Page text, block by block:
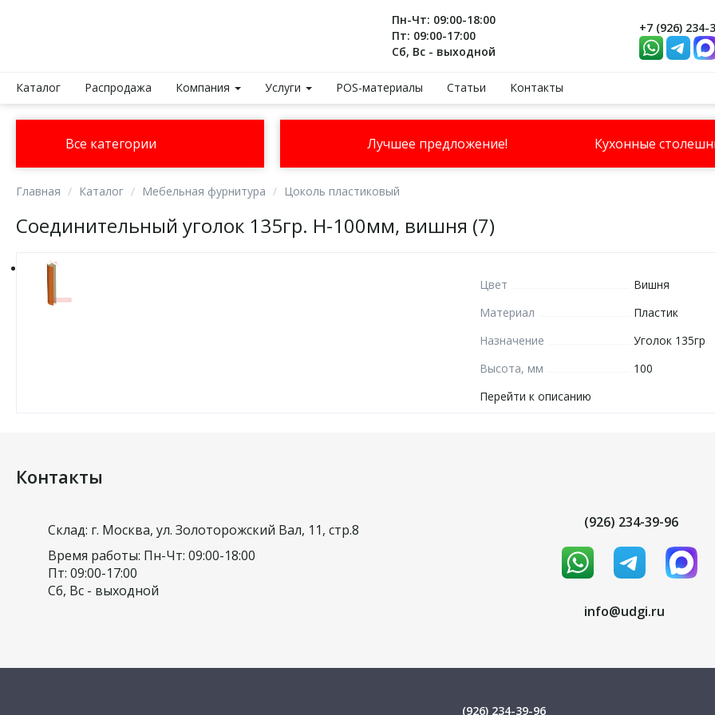
Пн-Чт: 09:00-18:00
Пт: 09:00-17:00
Сб, Вс - выходной
+7 (926) 234-
Каталог Распродажа Компания Услуги POS-материалы Статьи Контакты
Все категории Лучшее предложение! Кухонные
Главная Каталог Мебельная фурнитура Цоколь пластиковый
Соединительный уголок 135гр. H-100мм, вишня (7)
Цвет
Вишня
Материал
Пластик
Назначение
Уголок 135гр
Высота, мм
100
Перейти к описанию
Контакты
Склад: г. Москва, ул. Золоторожский Вал, 11, стр.8
Время работы: Пн-Чт: 09:00-18:00
Пт: 09:00-17:00
Сб, Вс - выходной
(926) 234-39-96
info@udgi.ru
(926) 234-39-96